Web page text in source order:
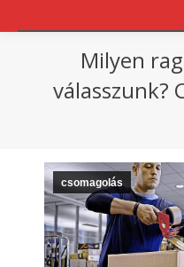
Milyen
válasszunk?
csomagolás